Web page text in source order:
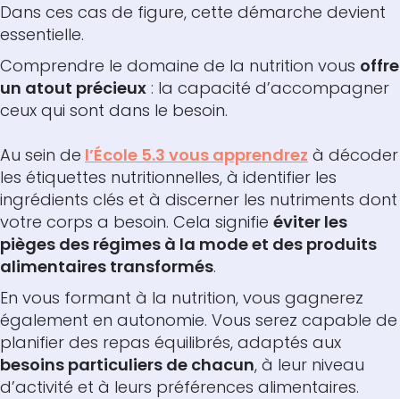
Dans ces cas de figure, cette démarche devient
essentielle.
Comprendre le domaine de la nutrition vous offre
un atout précieux : la capacité d’accompagner
ceux qui sont dans le besoin.
Au sein de l’École 5.3 vous apprendrez à décoder
les étiquettes nutritionnelles, à identifier les
ingrédients clés et à discerner les nutriments dont
votre corps a besoin. Cela signifie éviter les
pièges des régimes à la mode et des produits
alimentaires transformés.
En vous formant à la nutrition, vous gagnerez
également en autonomie. Vous serez capable de
planifier des repas équilibrés, adaptés aux
besoins particuliers de chacun, à leur niveau
d’activité et à leurs préférences alimentaires.